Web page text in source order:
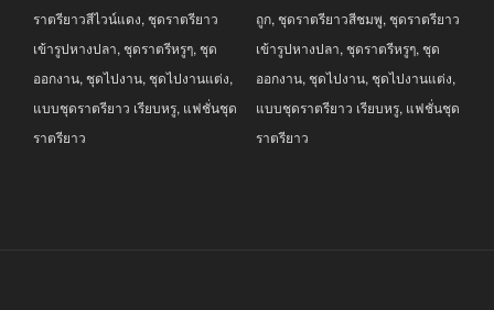
ราตรียาวสีไวน์แดง, ชุดราตรียาว
เข้ารูปหางปลา, ชุดราตรีหรูๆ, ชุด
ออกงาน, ชุดไปงาน, ชุดไปงานแต่ง,
แบบชุดราตรียาว เรียบหรู, แฟชั่นชุด
ราตรียาว
ถูก, ชุดราตรียาวสีชมพู, ชุดราตรียาว
เข้ารูปหางปลา, ชุดราตรีหรูๆ, ชุด
ออกงาน, ชุดไปงาน, ชุดไปงานแต่ง,
แบบชุดราตรียาว เรียบหรู, แฟชั่นชุด
ราตรียาว